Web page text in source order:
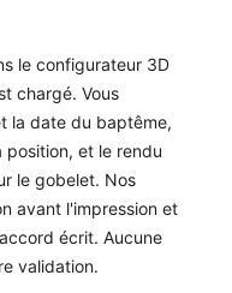
le configurateur 3D
chargé. Vous
la date du baptême,
et le rendu
le gobelet. Nos
avant l'impression et
écrit. Aucune
validation.